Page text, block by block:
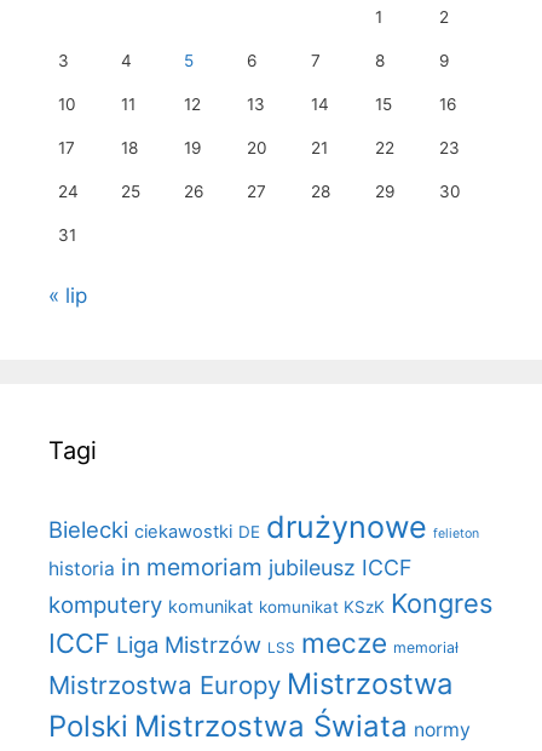
1 2
3 4 5 6 7 8 9
10 11 12 13 14 15 16
17 18 19 20 21 22 23
24 25 26 27 28 29 30
31
« lip
Tagi
Bielecki ciekawostki DE drużynowe felieton
historia in memoriam jubileusz ICCF
komputery komunikat komunikat KSzK Kongres
ICCF Liga Mistrzów LSS mecze memoriał
Mistrzostwa Europy Mistrzostwa
Polski Mistrzostwa Świata normy